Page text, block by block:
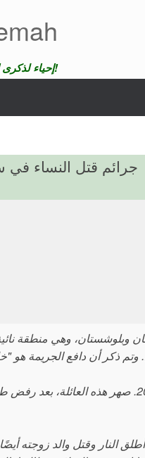
إحياء لذكرى الضحايا لن ندع موتهم يمر دون عقاب!
جرائم قتل النساء
وهي منطقة
ذكر أن دافع الجريمة هو
وقعت هذه الحادثة يوم السبت، 10 أغسطس
النار وقتل والد زوجته